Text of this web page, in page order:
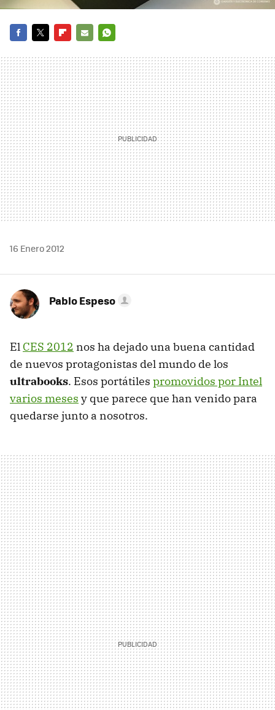
MAIL
16 Enero 2012
Pablo Espeso
El CES 2012 nos ha dejado una buena cantidad
de nuevos protagonistas del mundo de los
ultrabooks. Esos portátiles promovidos por Intel
varios meses y que parece que han venido para
quedarse junto a nosotros.